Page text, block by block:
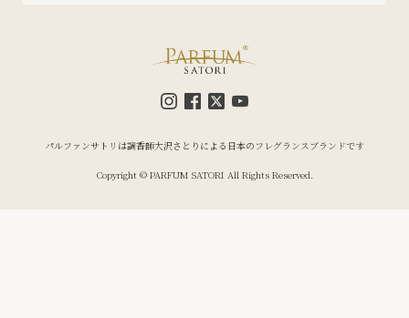
パルファンサトリは調香師大沢さとりによる日本のフレグランスブランドです
Copyright © PARFUM SATORI All Rights Reserved.